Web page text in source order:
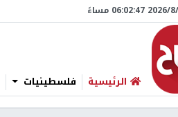
الرئيسية فلسطينيات